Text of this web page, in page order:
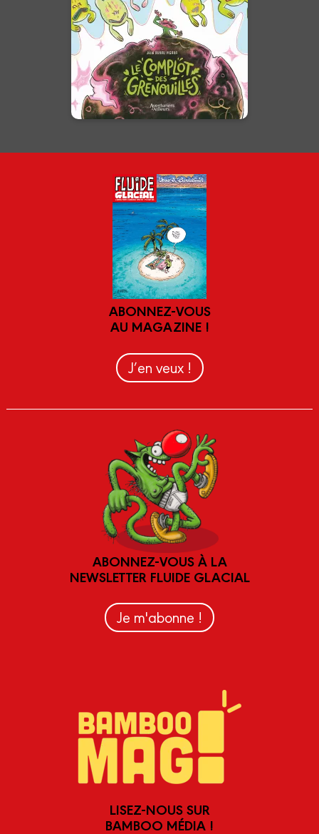
En voir +
ABONNEZ-VOUS
AU MAGAZINE !
J’en veux !
ABONNEZ-VOUS À LA
NEWSLETTER FLUIDE GLACIAL
Je m'abonne !
LISEZ-NOUS SUR
BAMBOO MÉDIA !